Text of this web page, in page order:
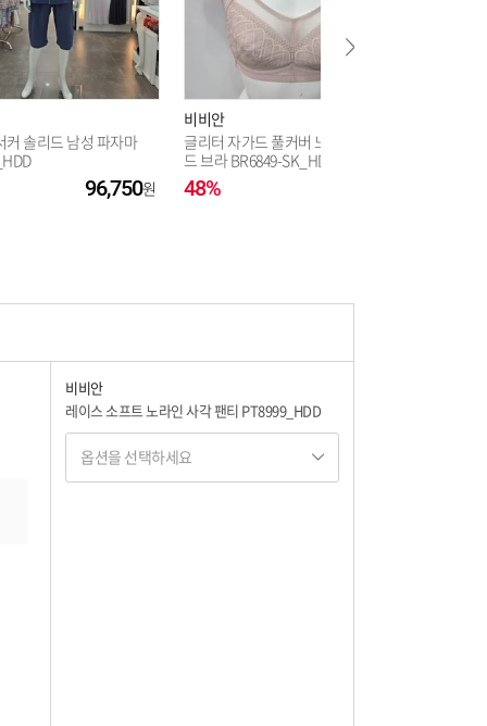
21,750
커 솔리드 남성 파자마
96,750
비비안
글리터 자가드 풀커버 노와이어 몰
드 브라 BR6849-SK_HDD
48%
비비안
레이스 소프트 노라인 사각 팬티 PT8999_HDD
옵션을 선택하세요